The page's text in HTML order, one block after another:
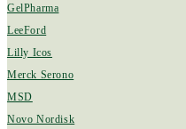
GelPharma
LeeFord
Lilly Icos
Merck Serono
MSD
Novo Nordisk